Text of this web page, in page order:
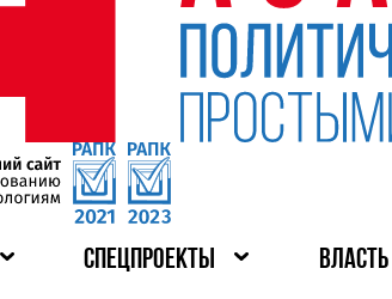
СПЕЦПРОЕКТЫ ВЛАСТЬ